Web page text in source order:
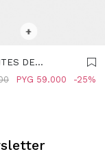
+
DE
-
PYG 59.000 25